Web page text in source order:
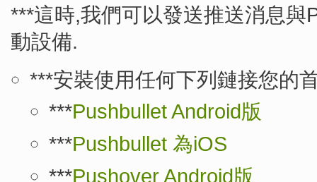
***這時,我們可以發送推送消息
動設備.
***安裝使用任何下列鏈接您的
***Pushbullet Android版
***Pushbullet 為iOS
***Pushover Android版